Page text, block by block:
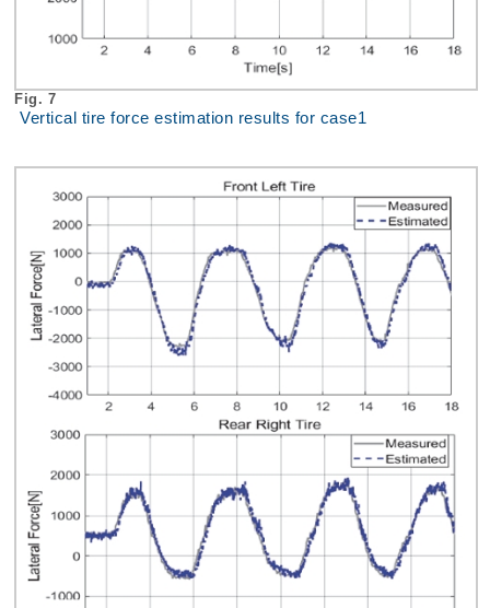
Fig. 7
Vertical tire force estimation results for case1